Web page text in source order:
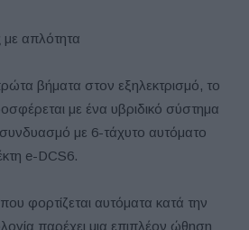
απλότητα
βήματα στον εξηλεκτρισμό, το
με ένα υβριδικό σύστημα
με 6-τάχυτο αυτόματο
e-DCS6.
φορτίζεται αυτόματα κατά την
παρέχει μια επιπλέον ώθηση